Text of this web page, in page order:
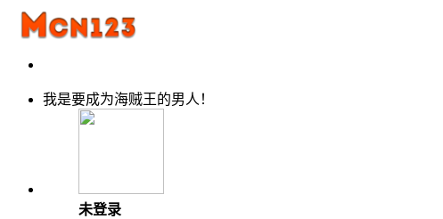
我是要成为海贼王的男人！
未登录